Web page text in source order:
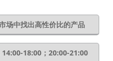
中找出高性价比的产品
18:00；20:00-21:00